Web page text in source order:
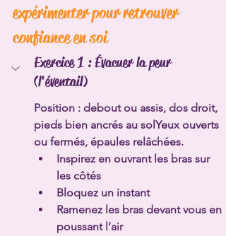
expérimenter pour retrouver
confiance en soi
Exercice 1 : Évacuer la peur
(l'éventail)
Position : debout ou assis, dos droit,
pieds bien ancrés au solYeux ouverts
ou fermés, épaules relâchées.
Inspirez en ouvrant les bras sur
les côtés
Bloquez un instant
Ramenez les bras devant vous en
poussant l’air